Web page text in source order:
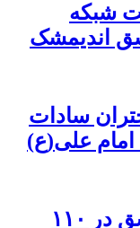
شبکه
اندیمشک
سادات
امام علی(ع)
ایجاد ۱۱۰ شعبه نغمه های عشق در ۱۱۰